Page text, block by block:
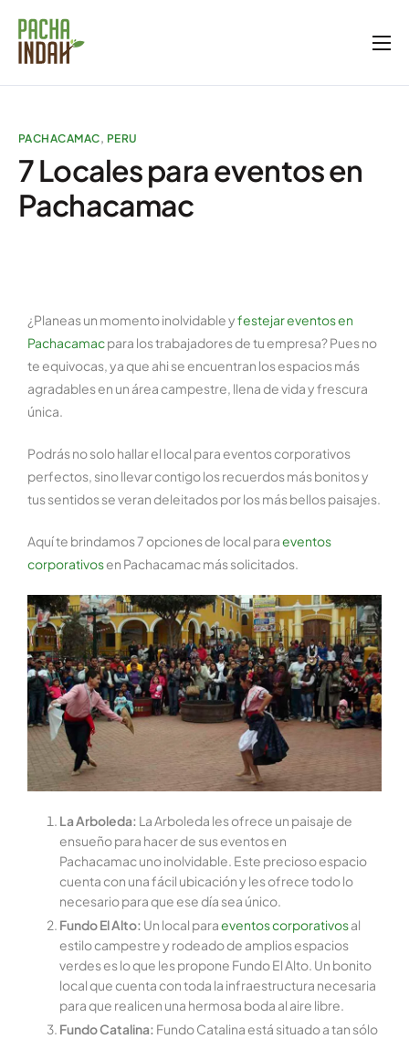
Servicios
Blog
PACHACAMAC, PERU
7 Locales para eventos en
Pachacamac
¿Planeas un momento inolvidable yfestejar eventos en
Pachacamacpara los trabajadores de tu empresa? Pues no
te equivocas, ya que ahi se encuentran los espacios más
agradables en un área campestre, llena de vida y frescura
única.
Podrás no solo hallar el local para eventos corporativos
perfectos, sino llevar contigo los recuerdos más bonitos y
tus sentidos se veran deleitados por los más bellos paisajes.
Aquí te brindamos 7 opciones de local paraeventos
corporativosen Pachacamac más solicitados.
La Arboleda: La Arboleda les ofrece un paisaje de
ensueño para hacer de sus eventos en
Pachacamac uno inolvidable. Este precioso espacio
cuenta con una fácil ubicación y les ofrece todo lo
necesario para que ese día sea único.
Fundo El Alto: Un local paraeventos corporativosal
estilo campestre y rodeado de amplios espacios
verdes es lo que les propone Fundo El Alto. Un bonito
local que cuenta con toda la infraestructura necesaria
para que realicen una hermosa boda al aire libre.
Fundo Catalina: Fundo Catalina está situado a tan sólo